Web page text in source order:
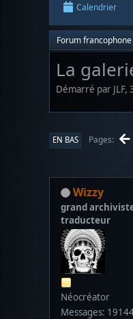
Calendrier
Forum
La
Démarré par JLF,
EN BAS Pages
Wizzy
grand
traducteur
Néocréator
Messages: